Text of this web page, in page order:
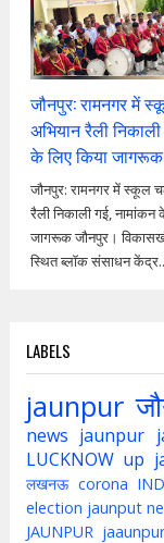
जौनपुर: रामनगर में
अभियान रैली
के लिए किया जागरूक
जौनपुर: रामनगर में स्कूल
रैली निकाली गई, नामांकन
जागरूक जौनपुर।
स्थित ब्लॉक संसाधन
LABELS
jaunpur
news jaunpur
LUCKNOW up
लखनऊ corona
election jaunput
JAUNPUR